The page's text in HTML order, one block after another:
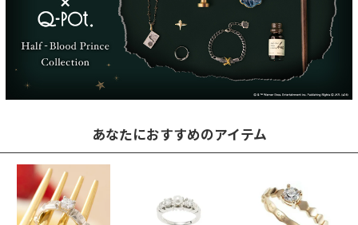
あなたにおすすめのアイテム